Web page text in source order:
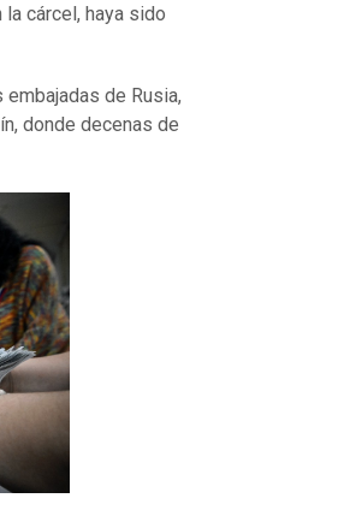
cárcel, haya sido
de Rusia,
donde decenas de